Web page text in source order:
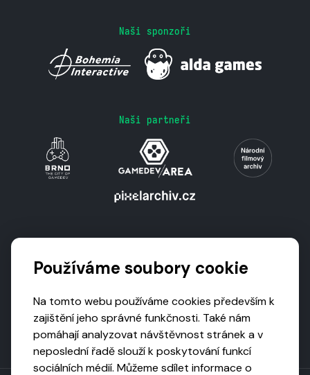
Naši sponzoři
Naši partneři
Používáme soubory cookie
Na tomto webu používáme cookies především k
zajištění jeho správné funkčnosti. Také nám
pomáhají analyzovat návštěvnost stránek a v
neposlední řadě slouží k poskytování funkcí
sociálních médií. Můžeme sdílet informace o